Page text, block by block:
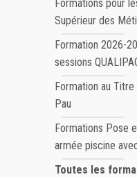
Formations pour
Supérieur des
Formation 2026-
sessions
Formation au
Pau
Formations Pose
armée piscine
Toutes les